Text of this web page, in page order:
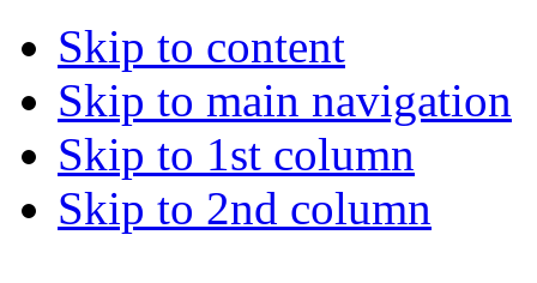
Skip to content
Skip to main navigation
Skip to 1st column
Skip to 2nd column